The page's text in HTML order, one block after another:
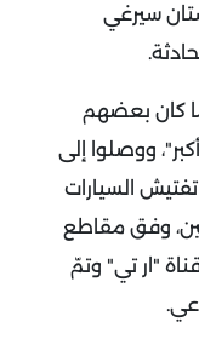
سيرغي
كان بعضهم
ووصلوا إلى
السيارات
وفق مقاطع
"ار تي" وتمّ